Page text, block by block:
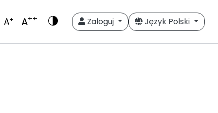
A+ A++ Zaloguj Język Polski